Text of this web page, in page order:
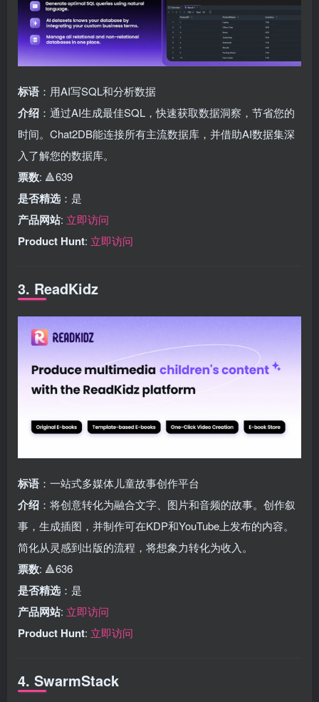
标语 ：用AI写SQL和分析数据
介绍 ：通过AI生成最佳SQL，快速获取数据洞察，节省您的
时间。Chat2DB能连接所有主流数据库，并借助AI数据集深
入了解您的数据库。
票数: 🔺639
是否精选 ：是
产品网站: 立即访问
Product Hunt: 立即访问
3. ReadKidz
标语 ：一站式多媒体儿童故事创作平台
介绍 ：将创意转化为融合文字、图片和音频的故事。创作叙
事，生成插图，并制作可在KDP和YouTube上发布的内容。
简化从灵感到出版的流程，将想象力转化为收入。
票数: 🔺636
是否精选 ：是
产品网站: 立即访问
Product Hunt: 立即访问
4. SwarmStack